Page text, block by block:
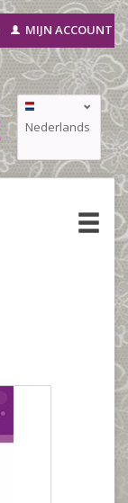
MIJN ACCOUNT
Nederlands
Deutsch